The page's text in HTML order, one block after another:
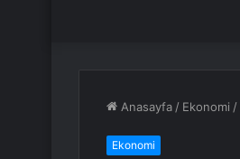
Anasayfa / Ekonomi /
Ekonomi